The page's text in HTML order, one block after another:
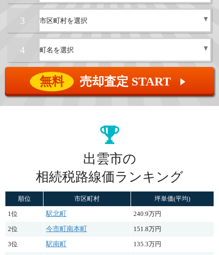
3
4
無料 売却査定 START ▲
出雲市の
相続税路線価ランキング
順位 市区町村 坪単価(平均)
1位 駅北町 240.9万円
2位 今市町南本町 151.8万円
3位 駅南町 135.3万円